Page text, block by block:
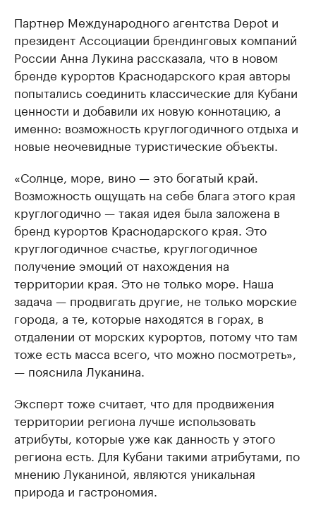
Партнер Международного агентства Depot и
президент Ассоциации брендинговых компаний
России Анна Лукина рассказала, что в новом
бренде курортов Краснодарского края авторы
попытались соединить классические для Кубани
ценности и добавили их новую коннотацию, а
именно: возможность круглогодичного отдыха и
новые неочевидные туристические объекты.
«Солнце, море, вино — это богатый край.
Возможность ощущать на себе блага этого края
круглогодично — такая идея была заложена в
бренд курортов Краснодарского края. Это
круглогодичное счастье, круглогодичное
получение эмоций от нахождения на
территории края. Это не только море. Наша
задача — продвигать другие, не только морские
города, а те, которые находятся в горах, в
отдалении от морских курортов, потому что там
тоже есть масса всего, что можно посмотреть»,
— пояснила Луканина.
Эксперт тоже считает, что для продвижения
территории региона лучше использовать
атрибуты, которые уже как данность у этого
региона есть. Для Кубани такими атрибутами, по
мнению Луканиной, являются уникальная
природа и гастрономия.